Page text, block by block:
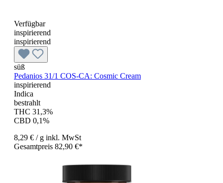
Verfügbar
inspirierend
inspirierend
süß
Pedanios 31/1 COS-CA: Cosmic Cream
inspirierend
Indica
bestrahlt
THC 31,3%
CBD 0,1%
8,29 € / g inkl. MwSt
Gesamtpreis 82,90 €*